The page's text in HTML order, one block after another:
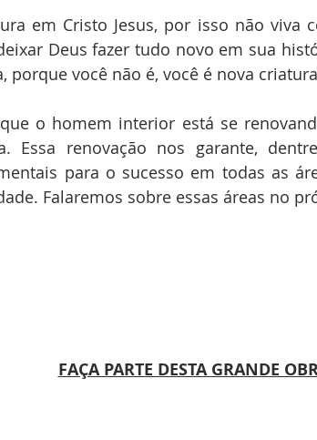
em Cristo Jesus, por isso não viva
Deus fazer tudo novo em sua
porque você não é, você é nova
o homem interior está se
Essa renovação nos garante,
para o sucesso em todas as
Falaremos sobre essas áreas no
FAÇA PARTE DESTA GRANDE